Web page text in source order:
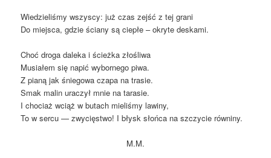
Wiedzieliśmy wszyscy: już czas zejść z tej grani
Do miejsca, gdzie ściany są ciepłe – okryte deskami.
Choć droga daleka i ścieżka złośliwa
Musiałem się napić wybornego piwa.
Z pianą jak śniegowa czapa na trasie.
Smak malin uraczył mnie na tarasie.
I chociaż wciąż w butach mieliśmy lawiny,
To w sercu — zwycięstwo! I błysk słońca na szczycie równiny.
M.M.